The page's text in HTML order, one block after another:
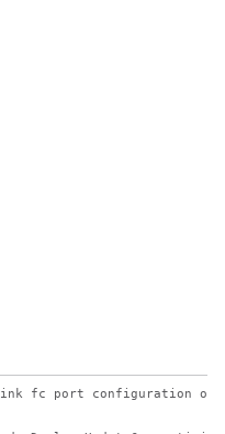
fc port configuration on